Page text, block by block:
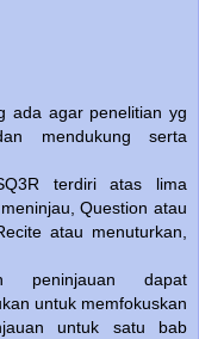
ada agar penelitian yg
mendukung serta
terdiri atas lima
Question atau
atau menuturkan,
peninjauan dapat
untuk memfokuskan
untuk satu bab